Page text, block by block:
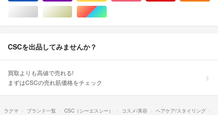
シルバー/銀色系ゴールド/金色系マルチカラー
CSCを出品してみませんか？
買取よりも高値で売れる!
まずはCSCの売れ筋価格をチェック
ラクマ ブランド一覧 CSC（シーエスシー） コスメ/美容
ヘアケア/スタイリング